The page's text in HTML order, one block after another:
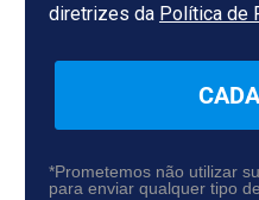
diretrizes da Política de
*Prometemos não utilizar
para enviar qualquer tipo